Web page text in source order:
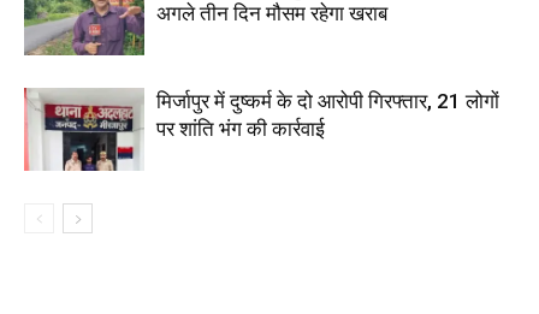
अगले तीन दिन मौसम रहेगा खराब
मिर्जापुर में दुष्कर्म के दो आरोपी गिरफ्तार, 21 लोगों
पर शांति भंग की कार्रवाई